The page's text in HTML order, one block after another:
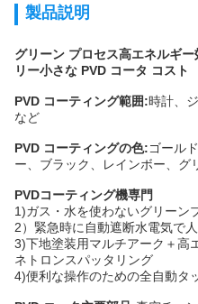
製品説明
グリーン プロセス高エネルギ
リー小さな PVD ​​コータ コスト
PVD コーティング範囲:時計、
など
PVD コーティングの色:ゴール
ー、ブラック、レインボー、グ
PVDコーティング機専門
1)ガス・水を使わないグリーン
2）緊急時に自動遮断水電気で
3)下地塗装用マルチアーク＋高
ネトロンスパッタリング
4)便利な操作のための全自動タ